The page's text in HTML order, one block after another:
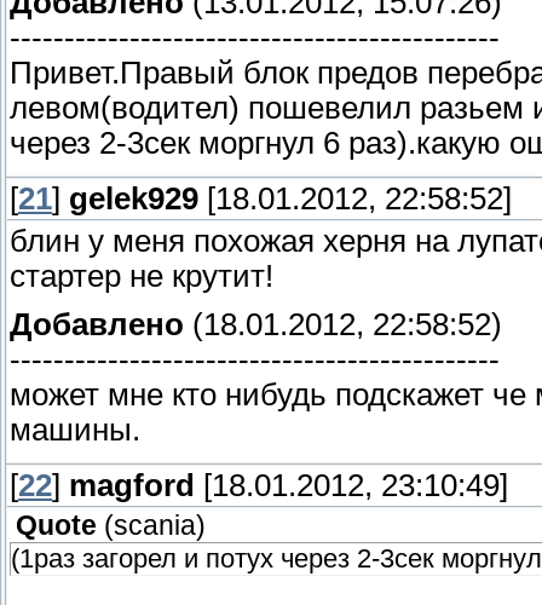
---------------------------------------------
Привет.Правый блок предов
левом(водител) пошевелил разьем
через 2-3сек моргнул 6 раз).какую
[21] gelek929 [18.01.2012, 22:58:52]
блин у меня похожая херня на
стартер не крутит!
Добавлено (18.01.2012, 22:58:52)
---------------------------------------------
может мне кто нибудь подскажет
машины.
[22] magford [18.01.2012, 23:10:49]
Quote (scania)
(1раз загорел и потух через 2-3сек